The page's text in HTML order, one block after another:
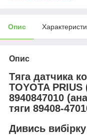
Опис
Опис
Тяга датчика
TOYOTA PRIUS
8940847010
тяги 89408-
Дивись